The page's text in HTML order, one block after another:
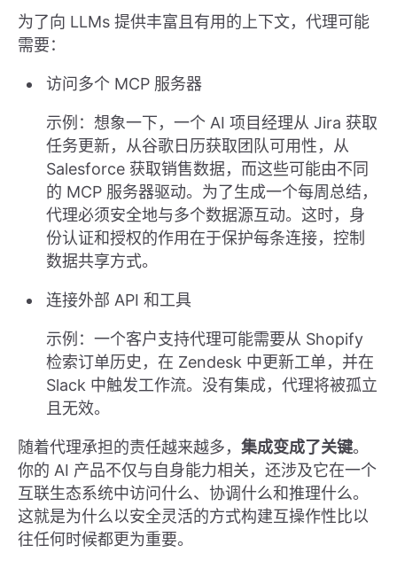
为了向 LLMs 提供丰富且有用的上下文，代理可能
需要：
访问多个 MCP 服务器
示例：想象一下，一个 AI 项目经理从 Jira 获取
任务更新，从谷歌日历获取团队可用性，从
Salesforce 获取销售数据，而这些可能由不同
的 MCP 服务器驱动。为了生成一个每周总结，
代理必须安全地与多个数据源互动。这时，身
份认证和授权的作用在于保护每条连接，控制
数据共享方式。
连接外部 API 和工具
示例：一个客户支持代理可能需要从 Shopify
检索订单历史，在 Zendesk 中更新工单，并在
Slack 中触发工作流。没有集成，代理将被孤立
且无效。
随着代理承担的责任越来越多， 集成变成了关键。
你的 AI 产品不仅与自身能力相关，还涉及它在一个
互联生态系统中访问什么、协调什么和推理什么。
这就是为什么以安全灵活的方式构建互操作性比以
往任何时候都更为重要。